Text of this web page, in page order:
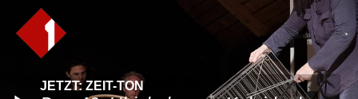
JETZT: ZEIT-TON